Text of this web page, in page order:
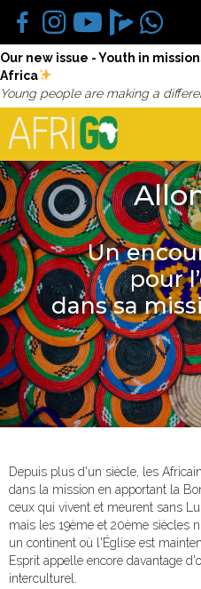
Our new issue - Youth in
Africa
Young people are making a
Un
pour
dans sa
Depuis plus d'un siècle, les
dans la mission en apportant la
ceux qui vivent et meurent sans
mais les 19ème et 20ème siècles
un continent où l'Église est
Esprit appelle encore davantage
interculturel.